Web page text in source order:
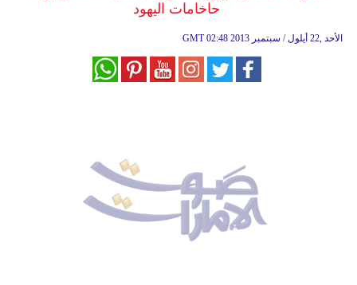
حاخامات اليهود
GMT 02:48 2013 الأحد ,22 أيلول / سبتمبر